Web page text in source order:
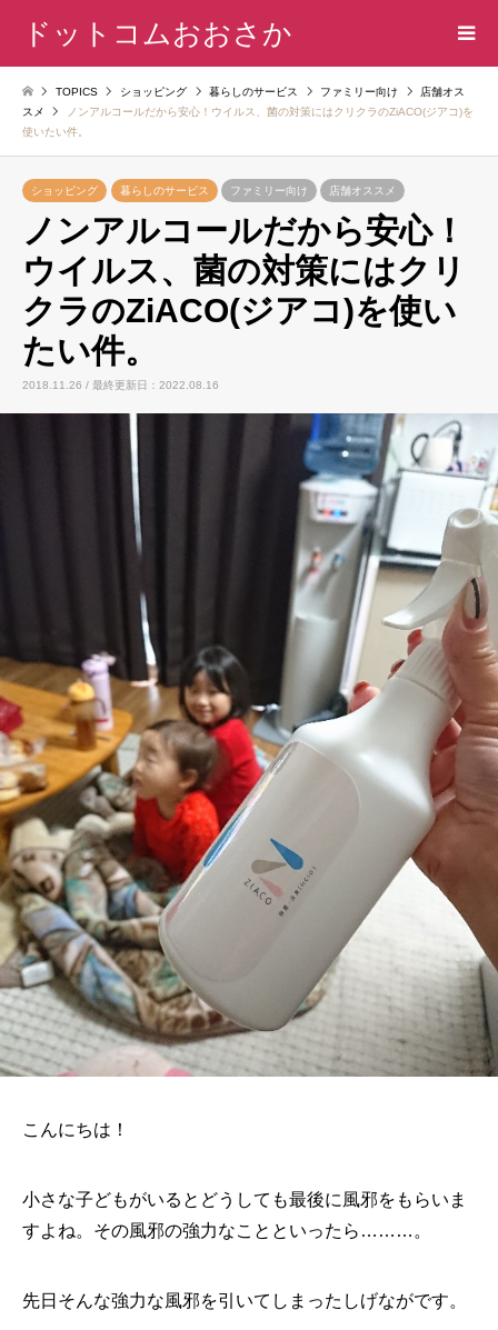
ドットコムおおさか
TOPICS ショッピング 暮らしのサービス ファミリー向け
店舗オス
スメ
ノンアルコールだから安心！ウイルス、菌の対策にはクリクラのZiACO(ジアコ)を
使いたい件。
ショッピング 暮らしのサービス ファミリー向け 店舗オススメ
ノンアルコールだから安心！
ウイルス、菌の対策にはクリ
クラのZiACO(ジアコ)を使い
たい件。
2018.11.26 / 最終更新日：2022.08.16
こんにちは！
小さな子どもがいるとどうしても最後に風邪をもらいま
すよね。その風邪の強力なことといったら………。
先日そんな強力な風邪を引いてしまったしげながです。